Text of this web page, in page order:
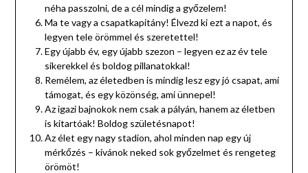
néha passzolni, de a cél mindig a győzelem!
Ma te vagy a csapatkapitány! Élvezd ki ezt a napot, és
legyen tele örömmel és szeretettel!
Egy újabb év, egy újabb szezon – legyen ez az év tele
sikerekkel és boldog pillanatokkal!
Remélem, az életedben is mindig lesz egy jó csapat, ami
támogat, és egy közönség, ami ünnepel!
Az igazi bajnokok nem csak a pályán, hanem az életben
is kitartóak! Boldog születésnapot!
Az élet egy nagy stadion, ahol minden nap egy új
mérkőzés – kívánok neked sok győzelmet és rengeteg
örömöt!